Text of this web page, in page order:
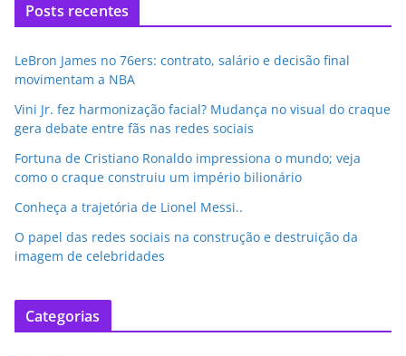
Posts recentes
LeBron James no 76ers: contrato, salário e decisão final
movimentam a NBA
Vini Jr. fez harmonização facial? Mudança no visual do craque
gera debate entre fãs nas redes sociais
Fortuna de Cristiano Ronaldo impressiona o mundo; veja
como o craque construiu um império bilionário
Conheça a trajetória de Lionel Messi..
O papel das redes sociais na construção e destruição da
imagem de celebridades
Categorias